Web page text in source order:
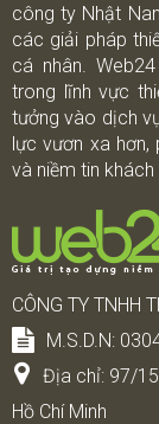
công ty Nhật
các giải pháp
cá nhân.
trong lĩnh vực
tưởng vào dịch
lực vươn xa
và niềm tin khách
CÔNG TY TNHH
M.S.D.N:
Địa chỉ: 97/
Hồ Chí Minh